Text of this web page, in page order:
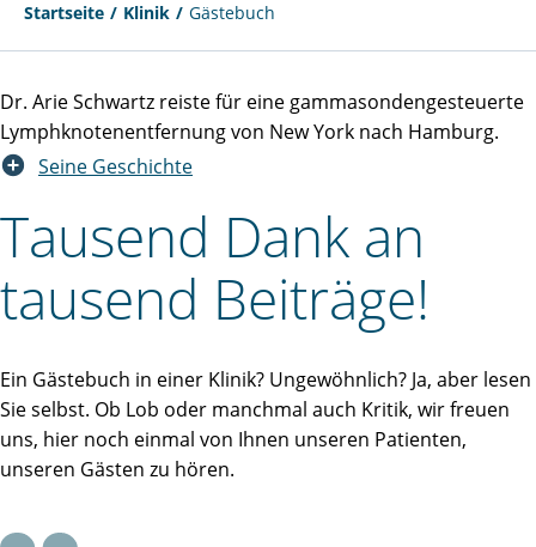
Startseite Klinik Gästebuch
Dr. Arie Schwartz reiste für eine gammasondengesteuerte
Lymphknotenentfernung von New York nach Hamburg.
Seine Geschichte
Tausend Dank an
tausend Beiträge!
Ein Gästebuch in einer Klinik? Ungewöhnlich? Ja, aber lesen
Sie selbst. Ob Lob oder manchmal auch Kritik, wir freuen
uns, hier noch einmal von Ihnen unseren Patienten,
unseren Gästen zu hören.